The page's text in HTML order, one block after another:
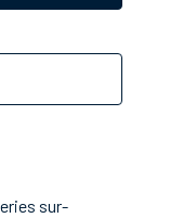
sur-